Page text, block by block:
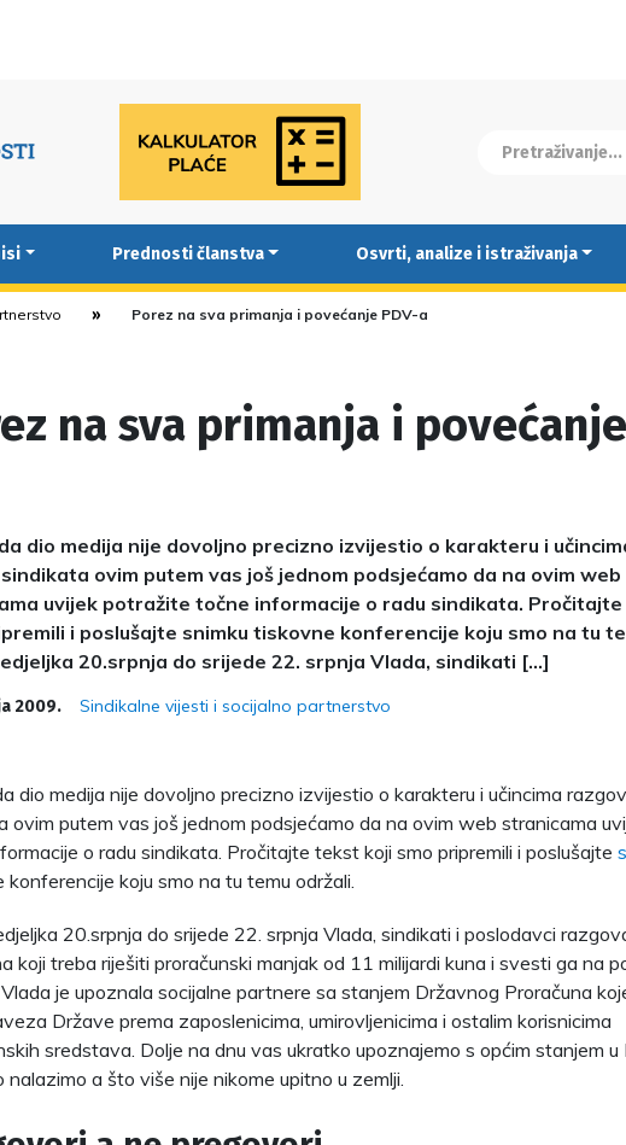
Prednosti članstva Osvrti, analize i istraživanja
Porez na sva primanja i povećanje PDV-a
na sva primanja i
dio medija nije dovoljno precizno izvijestio o karakteru i
ovim putem vas još jednom podsjećamo da na ovim web
uvijek potražite točne informacije o radu sindikata.
i poslušajte snimku tiskovne konferencije koju smo na tu
20.srpnja do srijede 22. srpnja Vlada, sindikati […]
2009. Sindikalne vijesti i socijalno partnerstvo
dio medija nije dovoljno precizno izvijestio o karakteru i učincima
ovim putem vas još jednom podsjećamo da na ovim web stranicama
o radu sindikata. Pročitajte tekst koji smo pripremili i poslušajte
konferencije koju smo na tu temu održali.
20.srpnja do srijede 22. srpnja Vlada, sindikati i poslodavci
koji treba riješiti proračunski manjak od 11 milijardi kuna i svesti ga na
Vlada je upoznala socijalne partnere sa stanjem Državnog Proračuna
Države prema zaposlenicima, umirovljenicima i ostalim korisnicima
sredstava. Dolje na dnu vas ukratko upoznajemo s općim stanjem u
nalazimo a što više nije nikome upitno u zemlji.